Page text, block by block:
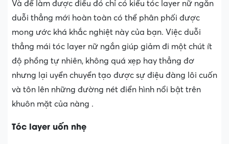
Và để làm được điều đó chỉ có kiểu tóc layer nữ ngắn
duỗi thẳng mới hoàn toàn có thể phân phối được
mong ước khá khắc nghiệt này của bạn. Việc duỗi
thẳng mái tóc layer nữ ngắn giúp giảm đi một chút ít
độ phồng tự nhiên, không quá xẹp hay thẳng đơ
nhưng lại uyển chuyển tạo được sự điệu đàng lôi cuốn
và tôn lên những đường nét điển hình nổi bật trên
khuôn mặt của nàng .
Tóc layer uốn nhẹ